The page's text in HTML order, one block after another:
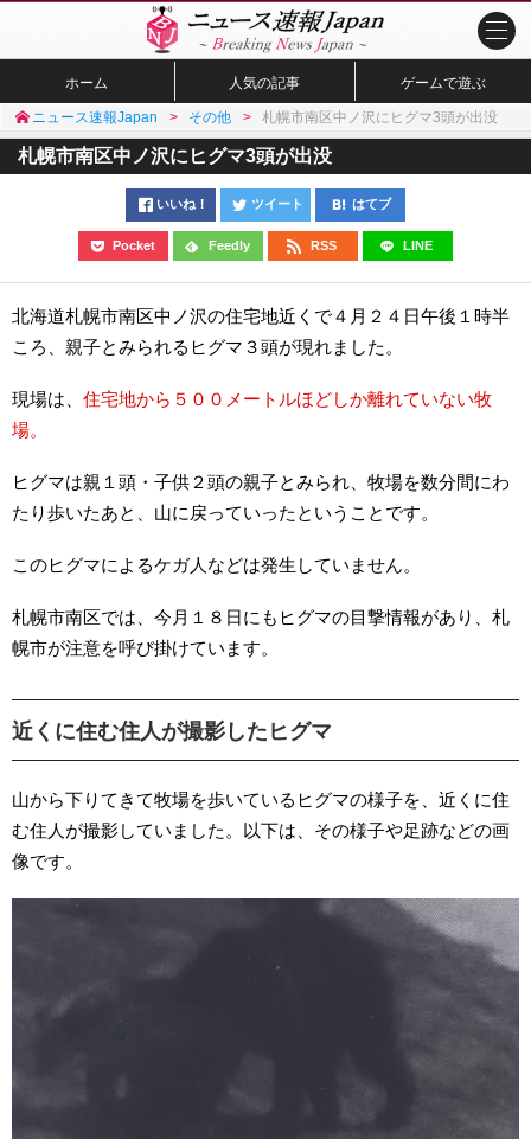
ホーム 人気の記事 ゲームで遊ぶ
ニュース速報Japan その他 札幌市南区中ノ沢にヒグマ3頭が出没
札幌市南区中ノ沢にヒグマ3頭が出没
いいね！ ツイート はてブ
Pocket Feedly RSS LINE
北海道札幌市南区中ノ沢の住宅地近くで４月２４日午後１時半
ころ、親子とみられるヒグマ３頭が現れました。
現場は、 住宅地から５００メートルほどしか離れていない牧
場。
ヒグマは親１頭・子供２頭の親子とみられ、牧場を数分間にわ
たり歩いたあと、山に戻っていったということです。
このヒグマによるケガ人などは発生していません。
札幌市南区では、今月１８日にもヒグマの目撃情報があり、札
幌市が注意を呼び掛けています。
近くに住む住人が撮影したヒグマ
山から下りてきて牧場を歩いているヒグマの様子を、近くに住
む住人が撮影していました。以下は、その様子や足跡などの画
像です。